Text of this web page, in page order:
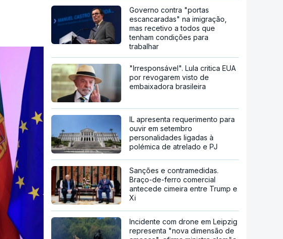
Governo contra "portas
escancaradas" na imigração,
mas recetivo a todos que
tenham condições para
trabalhar
"Irresponsável". Lula critica EUA
por revogarem visto de
embaixadora brasileira
IL apresenta requerimento para
ouvir em setembro
personalidades ligadas à
polémica de atrelado e PJ
Sanções e contramedidas.
Braço-de-ferro comercial
antecede cimeira entre Trump e
Xi
Incidente com drone em Leipzig
representa "nova dimensão de